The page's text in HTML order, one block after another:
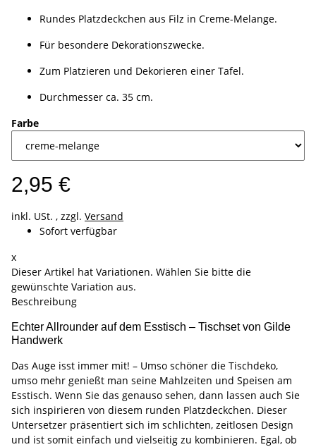
Rundes Platzdeckchen aus Filz in Creme-Melange.
Für besondere Dekorationszwecke.
Zum Platzieren und Dekorieren einer Tafel.
Durchmesser ca. 35 cm.
Farbe
2,95 €
inkl. USt. , zzgl. Versand
Sofort verfügbar
x
Dieser Artikel hat Variationen. Wählen Sie bitte die
gewünschte Variation aus.
Beschreibung
Echter Allrounder auf dem Esstisch – Tischset von Gilde
Handwerk
Das Auge isst immer mit! – Umso schöner die Tischdeko,
umso mehr genießt man seine Mahlzeiten und Speisen am
Esstisch. Wenn Sie das genauso sehen, dann lassen auch Sie
sich inspirieren von diesem runden Platzdeckchen. Dieser
Untersetzer präsentiert sich im schlichten, zeitlosen Design
und ist somit einfach und vielseitig zu kombinieren. Egal, ob